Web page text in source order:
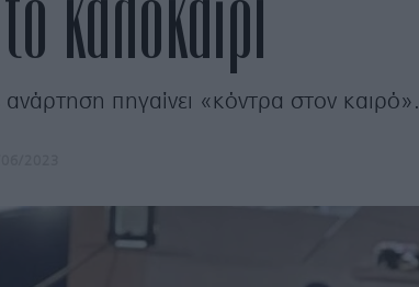
πηγαίνει «κόντρα στον καιρό».